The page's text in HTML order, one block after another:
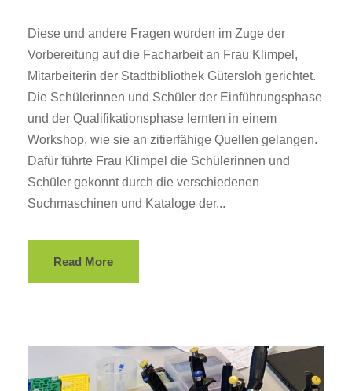
Diese und andere Fragen wurden im Zuge der
Vorbereitung auf die Facharbeit an Frau Klimpel,
Mitarbeiterin der Stadtbibliothek Gütersloh gerichtet.
Die Schülerinnen und Schüler der Einführungsphase
und der Qualifikationsphase lernten in einem
Workshop, wie sie an zitierfähige Quellen gelangen.
Dafür führte Frau Klimpel die Schülerinnen und
Schüler gekonnt durch die verschiedenen
Suchmaschinen und Kataloge der...
Read More